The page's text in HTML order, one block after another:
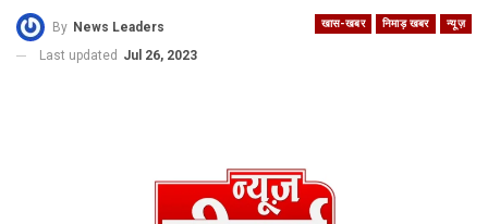
खास-खबर निमाड़ खबर न्यूज़
By News Leaders
Last updated Jul 26, 2023